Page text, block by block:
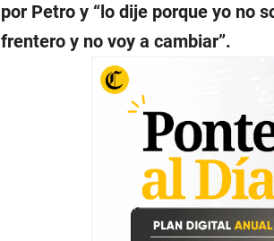
por Petro y “lo dije porque yo no
frentero y no voy a cambiar”.